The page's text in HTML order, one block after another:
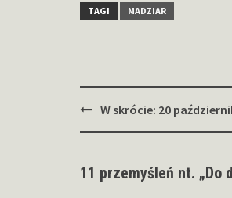
TAGI
MADZIAR
Zobacz
wpisy
W skrócie: 20
11 przemyśleń nt. „Do